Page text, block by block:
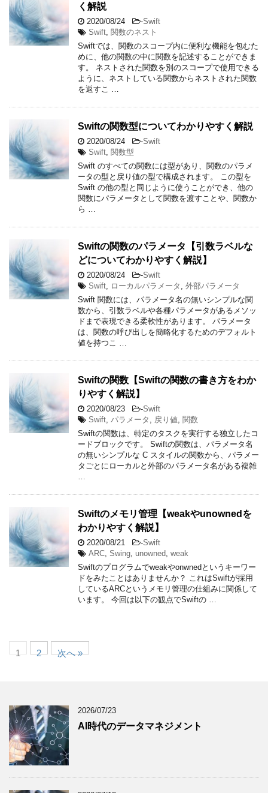
く解説
2020/08/24 -Swift
Swift 関数のネスト
Swiftでは、関数のスコープ内に便利な機能を包むた
めに、他の関数の中に関数を記述することができま
す。 ネストされた関数を別のスコープで使用できる
ように、ネストしている関数からネストされた関数
を返すこ …
Swiftの関数型についてわかりやすく解説
2020/08/24 -Swift
Swift 関数型
Swift のすべての関数には型があり、関数のパラメ
ータの型と戻り値の型で構成されます。 この型を
Swift の他の型と同じように使うことができ、他の
関数にパラメータとして関数を渡すことや、関数か
ら …
Swiftの関数のパラメータ【引数ラベルな
どについてわかりやすく解説】
2020/08/24 -Swift
Swift
ローカルパラメータ
外部パラメータ
Swift 関数には、パラメータ名の無いシンプルな関
数から、引数ラベルや各種パラメータがあるメソッ
ドまで表現できる柔軟性があります。 パラメータ
は、関数の呼び出しを簡略化するためのデフォルト
値を持つこ …
Swiftの関数【Swiftの関数の書き方をわか
りやすく解説】
2020/08/23 -Swift
Swift パラメータ 戻り値 関数
Swiftの関数は、特定のタスクを実行する独立したコ
ードブロックです。 Swiftの関数は、パラメータ名
の無いシンプルな C スタイルの関数から、パラメー
タごとにローカルと外部のパラメータ名がある複雑
Swiftのメモリ管理【weakやunownedを
わかりやすく解説】
2020/08/21 -Swift
ARC Swing unowned weak
Swiftのプログラムでweakやonwnedというキーワー
ドをみたことはありませんか？ これはSwiftが採用
しているARCというメモリ管理の仕組みに関係して
います。 今回は以下の観点でSwiftの …
1 2 次へ »
2026/07/23
AI時代のデータマネジメント